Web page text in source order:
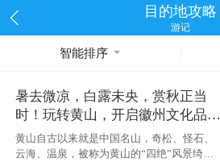
目的地攻略
游记
智能排序
暑去微凉，白露未央，赏秋正当
时！玩转黄山，开启徽州文化品质
之旅
黄山自古以来就是中国名山，奇松、怪石、
云海、温泉，被称为黄山的“四绝”风景绮